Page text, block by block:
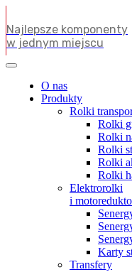
Najlepsze komponenty
w jednym miejscu
O nas
Produkty
Rolki
Rolki
Rolki
Rolki
Rolki
Rolki
Elektrorolki
i
Karty
Transfery